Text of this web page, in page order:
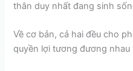
thân duy nhất đang sinh
Về cơ bản, cả hai đều cho
quyền lợi tương đương